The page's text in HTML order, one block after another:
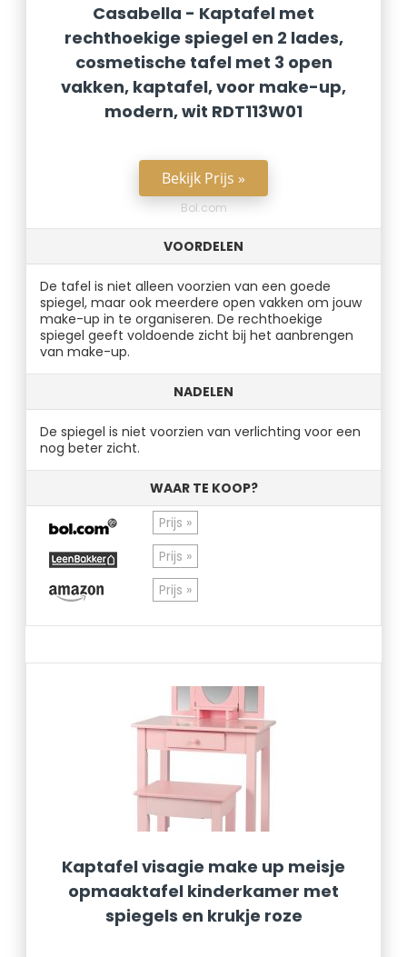
Casabella - Kaptafel met
rechthoekige spiegel en 2 lades,
cosmetische tafel met 3 open
vakken, kaptafel, voor make-up,
modern, wit RDT113W01
Bekijk Prijs »
Bol.com
VOORDELEN
De tafel is niet alleen voorzien van een goede
spiegel, maar ook meerdere open vakken om jouw
make-up in te organiseren. De rechthoekige
spiegel geeft voldoende zicht bij het aanbrengen
van make-up.
NADELEN
De spiegel is niet voorzien van verlichting voor een
nog beter zicht.
WAAR TE KOOP?
Prijs »
Prijs »
Prijs »
Kaptafel visagie make up meisje
opmaaktafel kinderkamer met
spiegels en krukje roze